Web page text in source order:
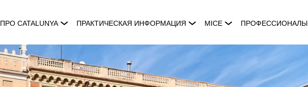
ПРО CATALUNYA ПРАКТИЧЕСКАЯ ИНФОРМАЦИЯ MICE ПРОФЕССИОНАЛЫ